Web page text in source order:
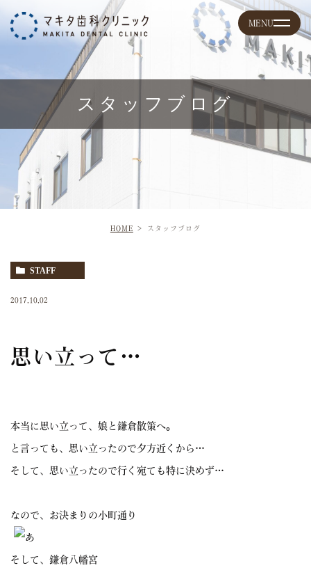
スタッフブログ
HOME スタッフブログ
STAFF
2017.10.02
思い立って…
本当に思い立って、娘と鎌倉散策へ。
と言っても、思い立ったので夕方近くから…
そして、思い立ったので行く宛ても特に決めず…
なので、お決まりの小町通り
そして、鎌倉八幡宮